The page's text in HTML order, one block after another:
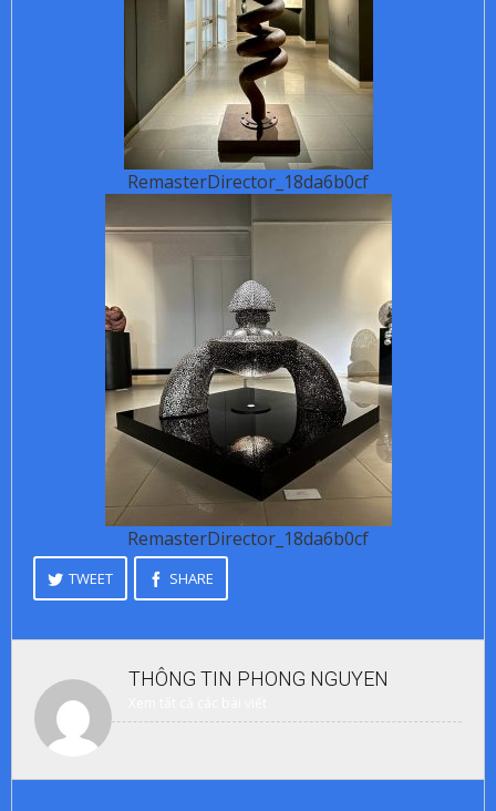
RemasterDirector_18da6b0cf
RemasterDirector_18da6b0cf
TWEET SHARE
THÔNG TIN PHONG NGUYEN